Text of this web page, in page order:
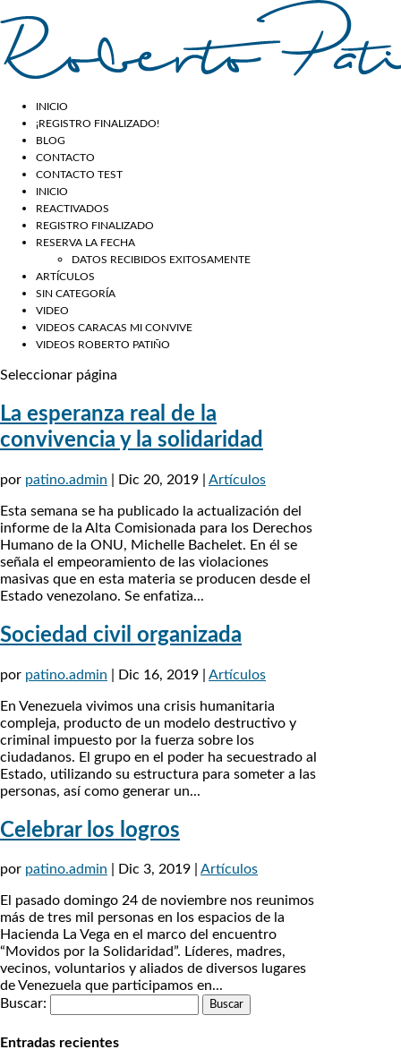
INICIO
¡REGISTRO FINALIZADO!
BLOG
CONTACTO
CONTACTO TEST
INICIO
REACTIVADOS
REGISTRO FINALIZADO
RESERVA LA FECHA
DATOS RECIBIDOS EXITOSAMENTE
ARTÍCULOS
SIN CATEGORÍA
VIDEO
VIDEOS CARACAS MI CONVIVE
VIDEOS ROBERTO PATIÑO
Seleccionar página
La esperanza real de la
convivencia y la solidaridad
por patino.admin Dic 20, 2019 Artículos
Esta semana se ha publicado la actualización del
informe de la Alta Comisionada para los Derechos
Humano de la ONU, Michelle Bachelet. En él se
señala el empeoramiento de las violaciones
masivas que en esta materia se producen desde el
Estado venezolano. Se enfatiza...
Sociedad civil organizada
por patino.admin Dic 16, 2019 Artículos
En Venezuela vivimos una crisis humanitaria
compleja, producto de un modelo destructivo y
criminal impuesto por la fuerza sobre los
ciudadanos. El grupo en el poder ha secuestrado al
Estado, utilizando su estructura para someter a las
personas, así como generar un...
Celebrar los logros
por patino.admin Dic 3, 2019 Artículos
El pasado domingo 24 de noviembre nos reunimos
más de tres mil personas en los espacios de la
Hacienda La Vega en el marco del encuentro
“Movidos por la Solidaridad”. Líderes, madres,
vecinos, voluntarios y aliados de diversos lugares
de Venezuela que participamos en...
Buscar:
Entradas recientes